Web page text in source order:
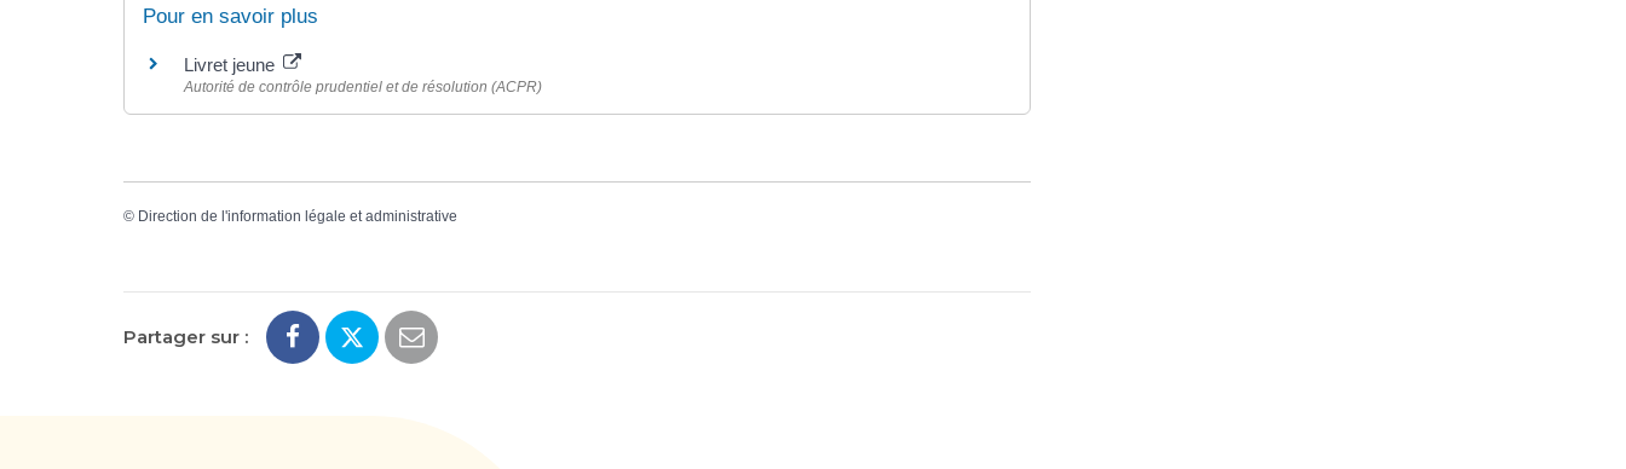
Pour en savoir plus
Livret jeune
Autorité de contrôle prudentiel et de résolution (ACPR)
© Direction de l'information légale et administrative
Partager sur :